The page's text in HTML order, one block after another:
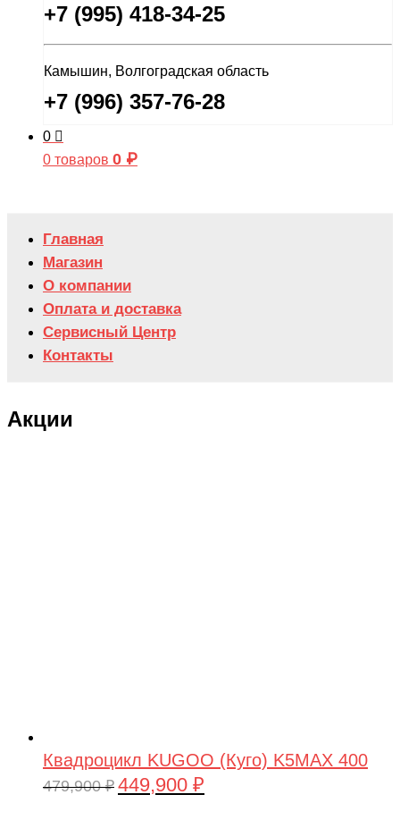
+7 (995) 418-34-25
Камышин, Волгоградская область
+7 (996) 357-76-28
0
0 товаров 0 ₽
Главная
Магазин
О компании
Оплата и доставка
Сервисный Центр
Контакты
Акции
Квадроцикл KUGOO (Куго) K5MAX 400
479,900₽ Первоначальная
449,900 ₽